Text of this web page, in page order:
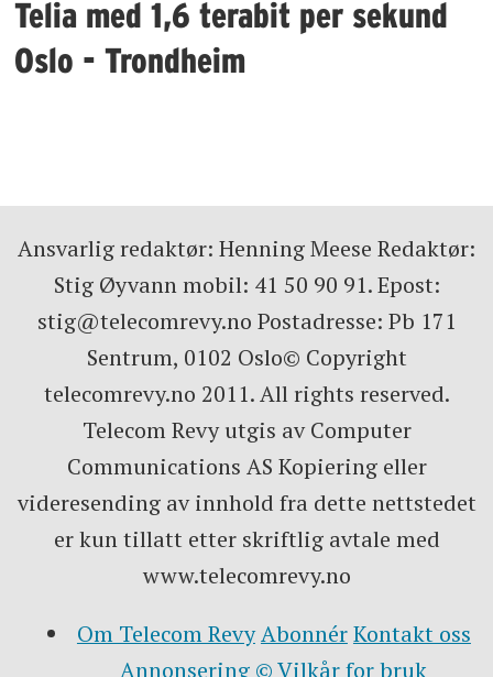
Telia med 1,6 terabit per sekund
Oslo - Trondheim
Ansvarlig redaktør: Henning Meese Redaktør:
Stig Øyvann mobil: 41 50 90 91. Epost:
stig@telecomrevy.no Postadresse: Pb 171
Sentrum, 0102 Oslo© Copyright
telecomrevy.no 2011. All rights reserved.
Telecom Revy utgis av Computer
Communications AS Kopiering eller
videresending av innhold fra dette nettstedet
er kun tillatt etter skriftlig avtale med
www.telecomrevy.no
Om Telecom RevyAbonnérKontakt oss
Annonsering © Vilkår for bruk